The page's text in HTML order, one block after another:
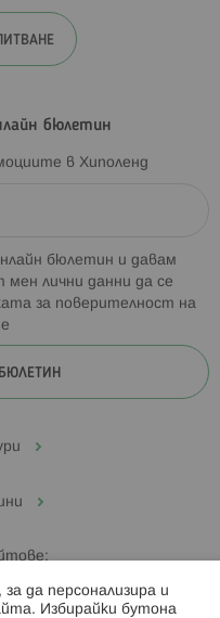
бюлетин
в Хиполенд
бюлетин и давам
лични данни да се
за поверителност на
да персонализира и
Избирайки бутона